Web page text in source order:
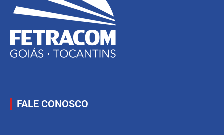
FALE CONOSCO